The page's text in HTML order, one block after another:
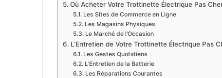
Où Acheter Votre Trottinette Électrique Pas
Les Sites de Commerce en Ligne
Les Magasins Physiques
Le Marché de l’Occasion
L’Entretien de Votre Trottinette Électrique Pas
Les Gestes Quotidiens
L’Entretien de la Batterie
Les Réparations Courantes